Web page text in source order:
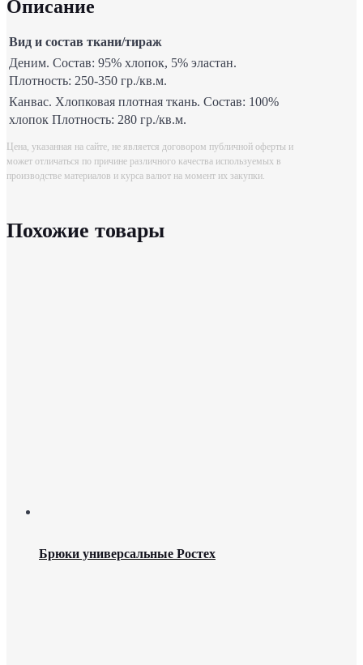
Описание
Вид и состав ткани/тираж
Деним. Состав: 95% хлопок, 5% эластан.
Плотность: 250-350 гр./кв.м.
Канвас. Хлопковая плотная ткань. Состав: 100%
хлопок Плотность: 280 гр./кв.м.
Цена, указанная на сайте, не является договором публичной оферты и
может отличаться по причине различного качества используемых в
производстве материалов и курса валют на момент их закупки.
Похожие товары
Брюки универсальные Ростех